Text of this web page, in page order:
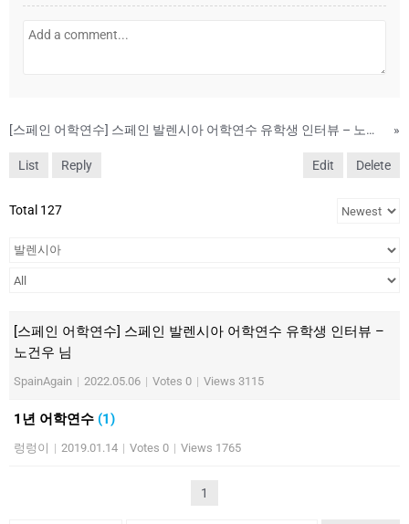
[스페인 어학연수] 스페인 발렌시아 어학연수 유학생 인터뷰 – 노건우 님 »
List Reply Edit Delete
Total 127
[스페인 어학연수] 스페인 발렌시아 어학연수 유학생 인터뷰 –
노건우 님
SpainAgain | 2022.05.06 | Votes 0 | Views 3115
1년 어학연수 (1)
렁렁이 | 2019.01.14 | Votes 0 | Views 1765
1